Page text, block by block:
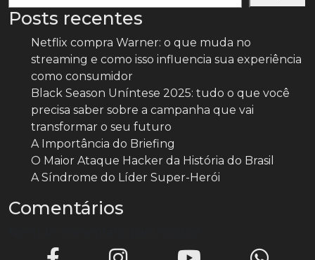
Posts recentes
Netflix compra Warner: o que muda no
streaming e como isso influencia sua experiência
como consumidor
Black Season Uníntese 2025: tudo o que você
precisa saber sobre a campanha que vai
transformar o seu futuro
A Importância do Briefing
O Maior Ataque Hacker da História do Brasil
A Síndrome do Líder Super-Herói
Comentários